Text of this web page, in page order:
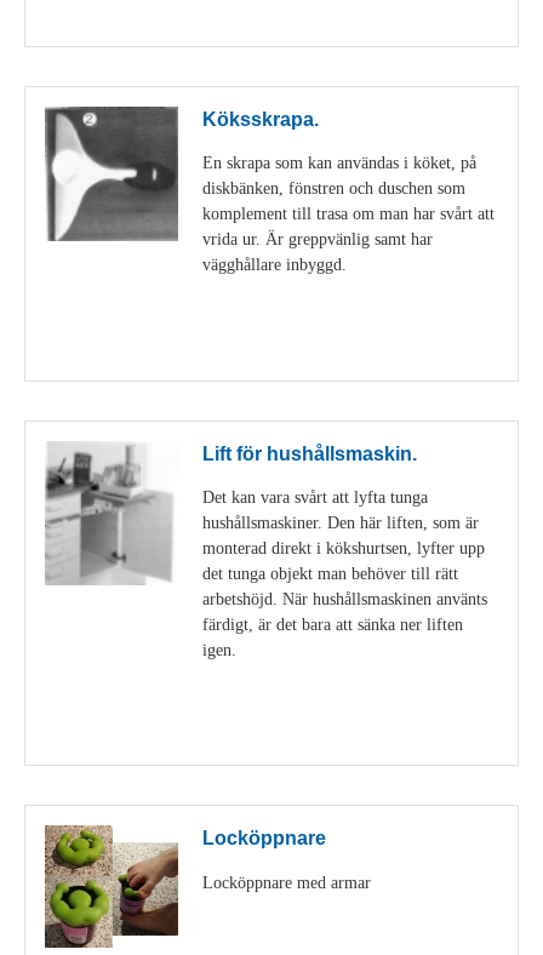
Köksskrapa.
En skrapa som kan användas i köket, på
diskbänken, fönstren och duschen som
komplement till trasa om man har svårt att
vrida ur. Är greppvänlig samt har
vägghållare inbyggd.
Lift för hushållsmaskin.
Det kan vara svårt att lyfta tunga
hushållsmaskiner. Den här liften, som är
monterad direkt i kökshurtsen, lyfter upp
det tunga objekt man behöver till rätt
arbetshöjd. När hushållsmaskinen använts
färdigt, är det bara att sänka ner liften
igen.
Locköppnare
Locköppnare med armar